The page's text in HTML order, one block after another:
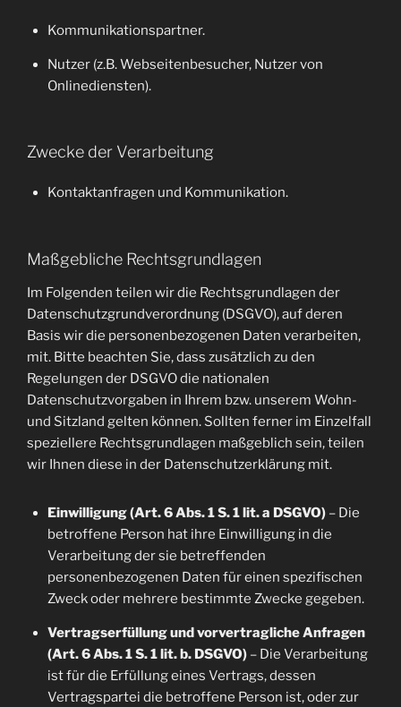
Kommunikationspartner.
Nutzer (z.B. Webseitenbesucher, Nutzer von
Onlinediensten).
Zwecke der Verarbeitung
Kontaktanfragen und Kommunikation.
Maßgebliche Rechtsgrundlagen
Im Folgenden teilen wir die Rechtsgrundlagen der
Datenschutzgrundverordnung (DSGVO), auf deren
Basis wir die personenbezogenen Daten verarbeiten,
mit. Bitte beachten Sie, dass zusätzlich zu den
Regelungen der DSGVO die nationalen
Datenschutzvorgaben in Ihrem bzw. unserem Wohn-
und Sitzland gelten können. Sollten ferner im Einzelfall
speziellere Rechtsgrundlagen maßgeblich sein, teilen
wir Ihnen diese in der Datenschutzerklärung mit.
Einwilligung (Art. 6 Abs. 1 S. 1 lit. a DSGVO)– Die
betroffene Person hat ihre Einwilligung in die
Verarbeitung der sie betreffenden
personenbezogenen Daten für einen spezifischen
Zweck oder mehrere bestimmte Zwecke gegeben.
Vertragserfüllung und vorvertragliche Anfragen
(Art. 6 Abs. 1 S. 1 lit. b. DSGVO)– Die Verarbeitung
ist für die Erfüllung eines Vertrags, dessen
Vertragspartei die betroffene Person ist, oder zur